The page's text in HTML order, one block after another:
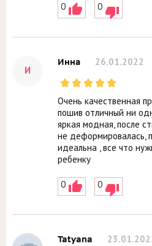
0 0
И
Инна 26.01.2022
Очень качественная
пошив отличный ни
яркая модная, после
не деформировалась,
идеальна , все что
ребенку
0 0
Tatyana